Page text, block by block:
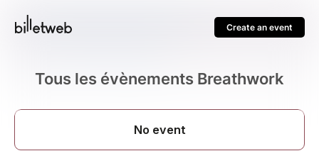
Create an event
Tous les évènements Breathwork